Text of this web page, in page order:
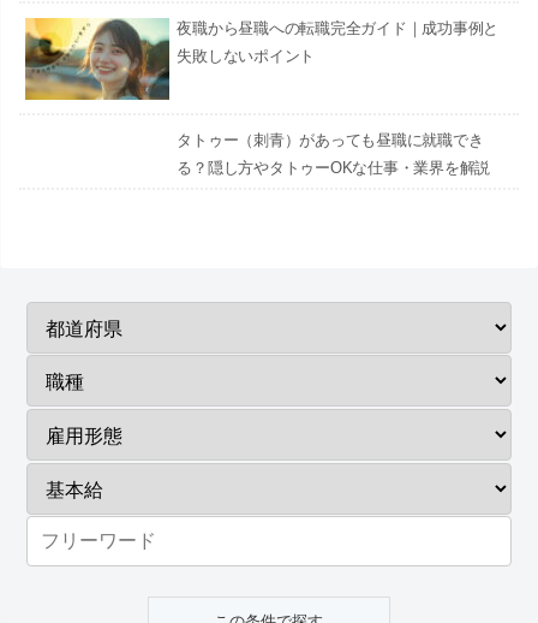
夜職から昼職への転職完全ガイド｜成功事例と
失敗しないポイント
タトゥー（刺青）があっても昼職に就職でき
る？隠し方やタトゥーOKな仕事・業界を解説